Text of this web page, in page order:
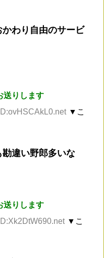
わり自由のサービ
送りします
▼こ
違い野郎多いな
送りします
▼こ